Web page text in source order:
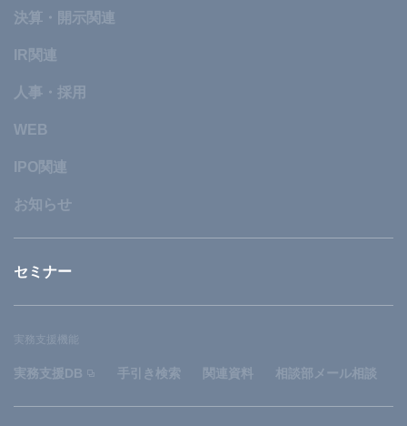
決算・開示関連
IR関連
人事・採用
WEB
IPO関連
お知らせ
セミナー
実務支援機能
実務支援DB 手引き検索 関連資料 相談部メール相談